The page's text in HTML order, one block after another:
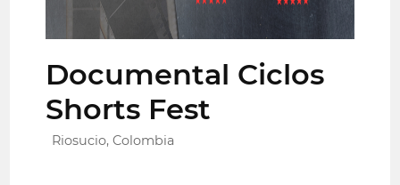
Documental Ciclos
Shorts Fest
Riosucio, Colombia